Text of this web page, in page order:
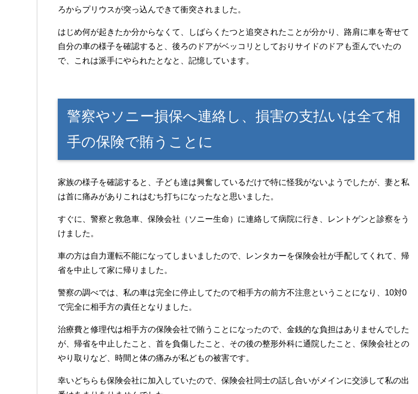
ろからプリウスが突っ込んできて衝突されました。
はじめ何が起きたか分からなくて、しばらくたつと追突されたことが分かり、路肩に車を寄せて
自分の車の様子を確認すると、後ろのドアがベッコリとしておりサイドのドアも歪んでいたの
で、これは派手にやられたとなと、記憶しています。
警察やソニー損保へ連絡し、損害の支払いは全て相
手の保険で賄うことに
家族の様子を確認すると、子ども達は興奮しているだけで特に怪我がないようでしたが、妻と私
は首に痛みがありこれはむち打ちになったなと思いました。
すぐに、警察と救急車、保険会社（ソニー生命）に連絡して病院に行き、レントゲンと診察をう
けました。
車の方は自力運転不能になってしまいましたので、レンタカーを保険会社が手配してくれて、帰
省を中止して家に帰りました。
警察の調べでは、私の車は完全に停止してたので相手方の前方不注意ということになり、10対0
で完全に相手方の責任となりました。
治療費と修理代は相手方の保険会社で賄うことになったので、金銭的な負担はありませんでした
が、帰省を中止したこと、首を負傷したこと、その後の整形外科に通院したこと、保険会社との
やり取りなど、時間と体の痛みが私どもの被害です。
幸いどちらも保険会社に加入していたので、保険会社同士の話し合いがメインに交渉して私の出